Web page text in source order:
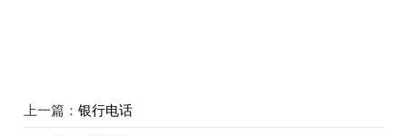
上一篇： 银行电话